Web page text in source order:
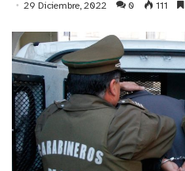
29 Diciembre, 2022 0 111